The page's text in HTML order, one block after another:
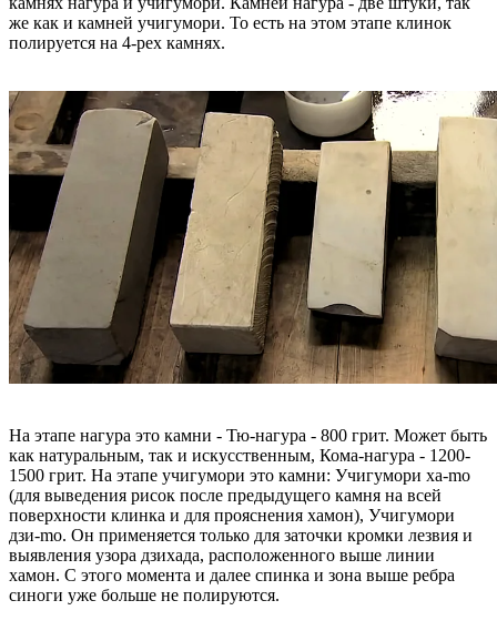
же как и камней учигумори. То есть на этом этапе клинок
полируется на 4-рех камнях.
На этапе нагура это камни - Тю-нагура - 800 грит. Может быть
как натуральным, так и искусственным, Кома-нагура - 1200-
1500 грит. На этапе учигумори это камни: Учигумори ха-mo
(для выведения рисок после предыдущего камня на всей
поверхности клинка и для прояснения хамон), Учигумори
дзи-mo. Он применяется только для заточки кромки лезвия и
выявления узора дзихада, расположенного выше линии
хамон. С этого момента и далее спинка и зона выше ребра
синоги уже больше не полируются.